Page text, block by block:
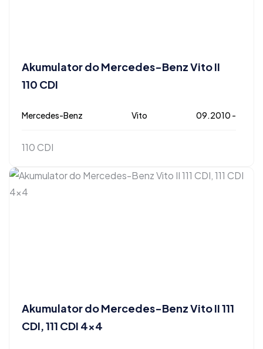
Akumulator do Mercedes-Benz Vito II
110 CDI
Mercedes-Benz Vito 09.2010 -
110 CDI
Akumulator do Mercedes-Benz Vito II 111
CDI, 111 CDI 4×4